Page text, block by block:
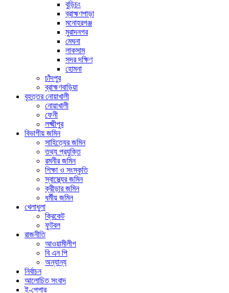
বুড়িচং
ব্রাহ্মণপাড়া
মনোহরগঞ্জ
মুরাদনগর
মেঘনা
লাকসাম
সদর দক্ষিণ
হোমনা
চাঁদপুর
ব্রাহ্মণবাড়িয়া
বৃহত্তর নোয়াখালী
নোয়াখালী
ফেনী
লক্ষ্মীপুর
বিভাগীয় জমিন
সাহিত্যের জমিন
তথ্য প্রযুক্তি
রমনীর জমিন
শিক্ষা ও সংস্কৃতি
স্বাস্থ্যের জমিন
ক্রীড়ার জমিন
ধর্মীয় জমিন
খেলাধুলা
ক্রিকেট
ফুটবল
রাজনীতি
আওয়ামীলীগ
বি এন পি
অন্যান্য
নির্বাচন
আলোচিত সংবাদ
ই-পেপার